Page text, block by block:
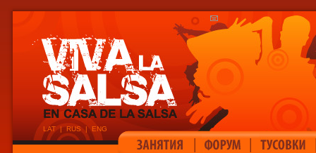
LAT | RUS | ENG
| |